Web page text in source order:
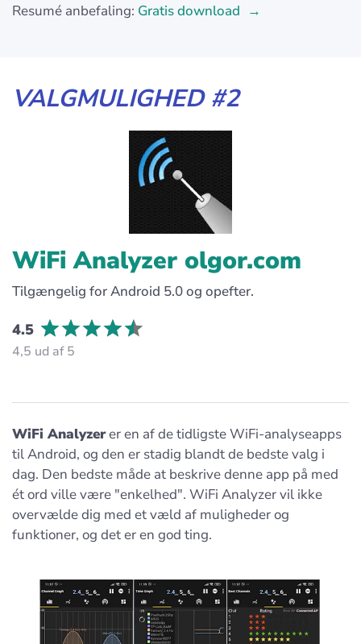
Resumé anbefaling: Gratis download
VALGMULIGHED #2
WiFi Analyzer olgor.com
Tilgængelig for Android 5.0 og opefter.
4.5
4,5 ud af 5
WiFi Analyzerer en af de tidligste WiFi-analyseapps
til Android, og den er stadig blandt de bedste valg i
dag. Den bedste måde at beskrive denne app på med
ét ord ville være "enkelhed". WiFi Analyzer vil ikke
overvælde dig med et væld af muligheder og
funktioner, og det er en god ting.